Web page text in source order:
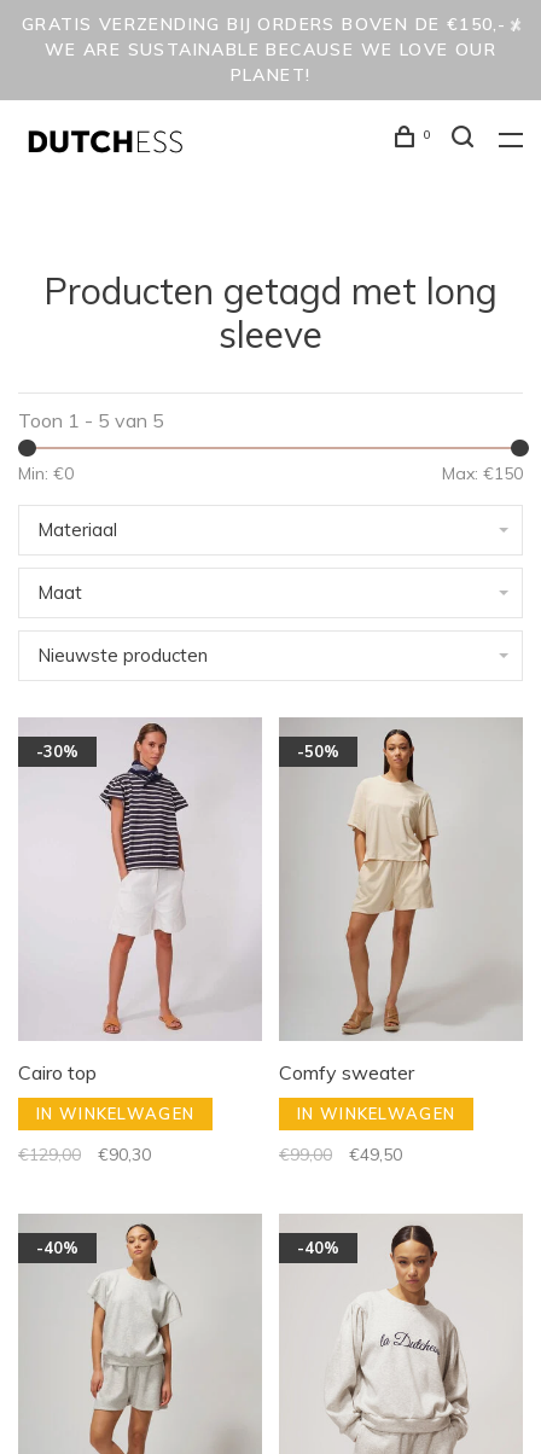
GRATIS VERZENDING BIJ ORDERS BOVEN DE €150,- /
WE ARE SUSTAINABLE BECAUSE WE LOVE OUR
PLANET!
0
Producten getagd met long
sleeve
Toon 1 - 5 van 5
Min: €0 Max: €150
Materiaal
Maat
Nieuwste producten
-30%
Cairo top
IN WINKELWAGEN
€129,00 €90,30
-50%
Comfy sweater
IN WINKELWAGEN
€99,00 €49,50
-40% -40%